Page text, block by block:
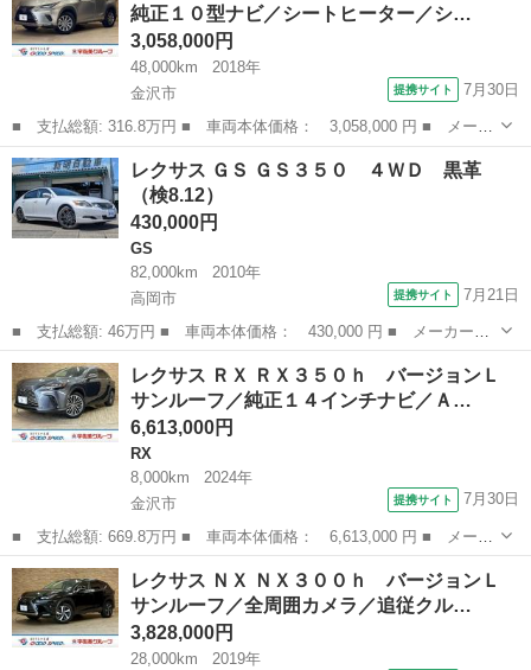
Ｃ ３眼Ｌ...
純正１０型ナビ／シートヒーター／シ…
3,058,000円
48,000km
2018年
金沢市
提携サイト 7月30日
■ 支払総額: 316.8万円 ■ 車両本体価格： 3,058,000 円 ■ メーカ
ー名： レクサス ■ 車種名： ＮＸ ■ グレード名： ＮＸ３００
ｈ Ｉパッケージ 純正１０型ナビ／シートヒーター／シートメモリ
ー／ステ...
石川 金沢市 レクサス
レクサス ＧＳ ＧＳ３５０ ４ＷＤ 黒革
（検8.12）
430,000円
GS
82,000km
2010年
高岡市
提携サイト 7月21日
■ 支払総額: 46万円 ■ 車両本体価格： 430,000 円 ■ メーカー
名： レクサス ■ 車種名： ＧＳ ■ グレード名： ＧＳ３５０
４ＷＤ 黒革 ■ 排気量： 3500cc ■ ドア枚数： 4D ■ ミッショ
ン...
富山 高岡市 GS
レクサス ＲＸ ＲＸ３５０ｈ バージョンＬ
サンルーフ／純正１４インチナビ／Ａ…
6,613,000円
RX
8,000km
2024年
金沢市
提携サイト 7月30日
■ 支払総額: 669.8万円 ■ 車両本体価格： 6,613,000 円 ■ メーカ
ー名： レクサス ■ 車種名： ＲＸ ■ グレード名： ＲＸ３５０
ｈ バージョンＬ サンルーフ／純正１４インチナビ／ＡＣ１００Ｖ
／ＥＴＣ...
石川 金沢市 RX
レクサス ＮＸ ＮＸ３００ｈ バージョンＬ
サンルーフ／全周囲カメラ／追従クル…
3,828,000円
28,000km
2019年